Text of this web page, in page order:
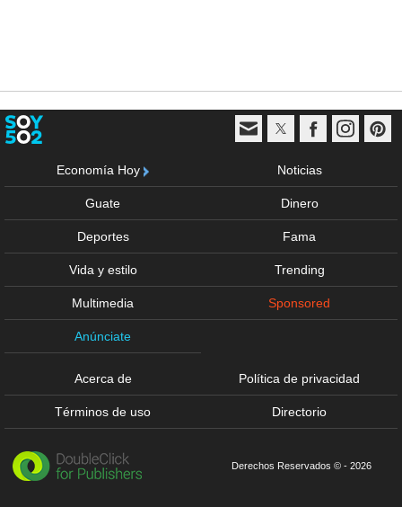
Economía Hoy Noticias
Guate Dinero
Deportes Fama
Vida y estilo Trending
Multimedia Sponsored
Anúnciate
Acerca de Política de privacidad
Términos de uso Directorio
Derechos Reservados © - 2026